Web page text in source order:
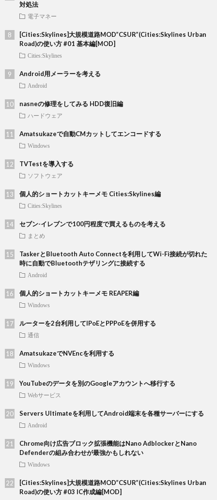
対処法
電子マネー
[Cities:Skylines]大規模道路MOD”CSUR”(Cities:Skylines Urban
Road)の使い方 #01 基本編[MOD]
Cities:Skylines
Android用メーラーを考える
Android
nasneの修理をしてみる HDD復旧編
ハードウェア
Amatsukazeで自動CMカットしてエンコードする
Windows
TVTestを導入する
ソフトウェア
個人的ショートカットキーメモ Cities:Skylines編
Cities:Skylines
セブン-イレブンで100円程度で買えるものを考える
まとめ
TaskerとBluetooth Auto Connectを利用してWi-Fi接続が切れた
時に自動でBluetoothテザリングに接続する
Android
個人的ショートカットキーメモ REAPER編
Windows
ルーターを2台利用してIPoEとPPPoEを併用する
通信
AmatsukazeでNVEncを利用する
Windows
YouTubeのデータを別のGoogleアカウントへ移行する
Webサービス
Servers Ultimateを利用してAndroid端末を各種サーバーにする
Android
Chrome向け広告ブロック拡張機能はNano AdblockerとNano
Defenderの組み合わせが最強かもしれない
Windows
[Cities:Skylines]大規模道路MOD”CSUR”(Cities:Skylines Urban
Road)の使い方 #03 IC作成編[MOD]